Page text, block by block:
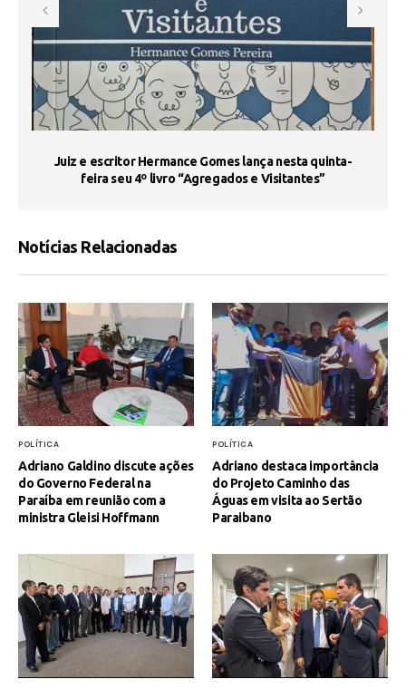
Juiz e escritor Hermance Gomes lança nesta quinta-
feira seu 4º livro “Agregados e Visitantes”
Notícias Relacionadas
POLÍTICA
Adriano Galdino discute ações
do Governo Federal na
Paraíba em reunião com a
ministra Gleisi Hoffmann
POLÍTICA
Adriano destaca importância
do Projeto Caminho das
Águas em visita ao Sertão
Paraibano